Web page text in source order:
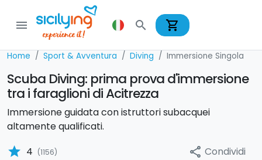
menu search shopping_cart
Home Sport & Avventura Diving Immersione Singola
Scuba Diving: prima prova d'immersione
tra i faraglioni di Acitrezza
Immersione guidata con istruttori subacquei
altamente qualificati.
star 4 (1156) share Condividi